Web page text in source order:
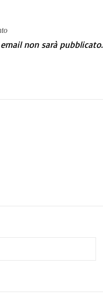
non sarà pubblicato.